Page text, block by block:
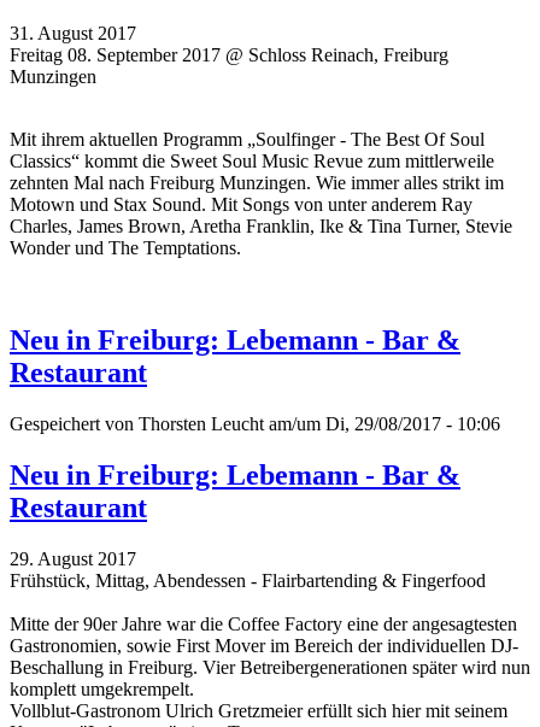
31. August 2017
Freitag 08. September 2017 @ Schloss Reinach, Freiburg
Munzingen
Mit ihrem aktuellen Programm „Soulfinger - The Best Of Soul
Classics“ kommt die Sweet Soul Music Revue zum mittlerweile
zehnten Mal nach Freiburg Munzingen. Wie immer alles strikt im
Motown und Stax Sound. Mit Songs von unter anderem Ray
Charles, James Brown, Aretha Franklin, Ike & Tina Turner, Stevie
Wonder und The Temptations.
Neu in Freiburg: Lebemann - Bar &
Restaurant
Gespeichert von Thorsten Leucht am/um Di, 29/08/2017 - 10:06
Neu in Freiburg: Lebemann - Bar &
Restaurant
29. August 2017
Frühstück, Mittag, Abendessen - Flairbartending & Fingerfood
Mitte der 90er Jahre war die Coffee Factory eine der angesagtesten
Gastronomien, sowie First Mover im Bereich der individuellen DJ-
Beschallung in Freiburg. Vier Betreibergenerationen später wird nun
komplett umgekrempelt.
Vollblut-Gastronom Ulrich Gretzmeier erfüllt sich hier mit seinem